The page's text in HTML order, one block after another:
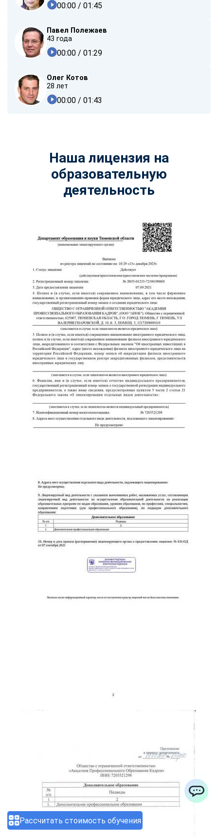
Рассчитать стоимость обучения
00:00 / 01:45
Павел Полежаев
43 года
00:00 / 01:29
Олег Котов
28 лет
00:00 / 01:43
Наша лицензия на
образовательную
деятельность
ChatApp
online
Telegram WhatsApp
Vkontakte EMail
Max
ChatApp